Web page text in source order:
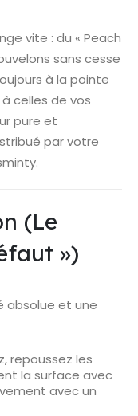
vite : du « Peach
sans cesse
à la pointe
celles de vos
pure et
par votre
(Le
»)
absolue et une
repoussez les
la surface avec
avec un